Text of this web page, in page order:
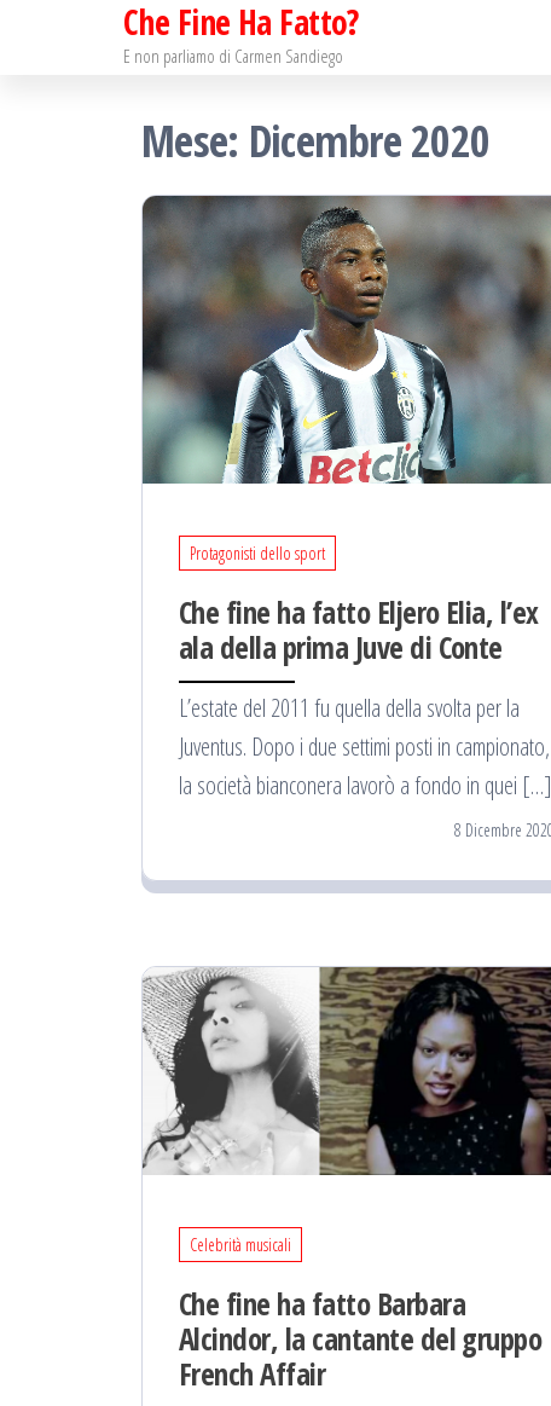
Che Fine Ha Fatto?
E non parliamo di Carmen Sandiego
Mese: Dicembre 2020
Protagonisti dello sport
Che fine ha fatto Eljero Elia, l’ex
ala della prima Juve di Conte
L’estate del 2011 fu quella della svolta per la
Juventus. Dopo i due settimi posti in campionato,
la società bianconera lavorò a fondo in quei […]
8 Dicembre
Celebrità musicali
Che fine ha fatto Barbara
Alcindor, la cantante del gruppo
French Affair